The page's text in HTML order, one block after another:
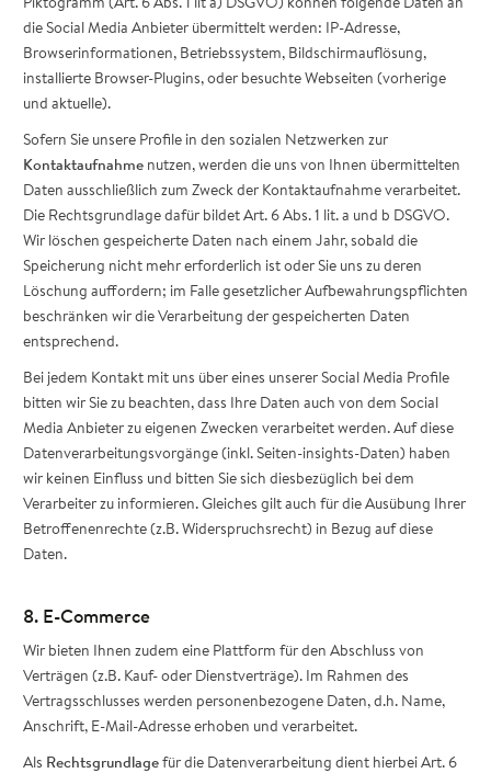
die Social Media Anbieter übermittelt werden: IP-Adresse,
Browserinformationen, Betriebssystem, Bildschirmauflösung,
installierte Browser-Plugins, oder besuchte Webseiten (vorherige
und aktuelle).
Sofern Sie unsere Profile in den sozialen Netzwerken zur
Kontaktaufnahmenutzen, werden die uns von Ihnen übermittelten
Daten ausschließlich zum Zweck der Kontaktaufnahme verarbeitet.
Die Rechtsgrundlage dafür bildet Art. 6 Abs. 1 lit. a und b DSGVO.
Wir löschen gespeicherte Daten nach einem Jahr, sobald die
Speicherung nicht mehr erforderlich ist oder Sie uns zu deren
Löschung auffordern; im Falle gesetzlicher Aufbewahrungspflichten
beschränken wir die Verarbeitung der gespeicherten Daten
entsprechend.
Bei jedem Kontakt mit uns über eines unserer Social Media Profile
bitten wir Sie zu beachten, dass Ihre Daten auch von dem Social
Media Anbieter zu eigenen Zwecken verarbeitet werden. Auf diese
Datenverarbeitungsvorgänge (inkl. Seiten-insights-Daten) haben
wir keinen Einfluss und bitten Sie sich diesbezüglich bei dem
Verarbeiter zu informieren. Gleiches gilt auch für die Ausübung Ihrer
Betroffenenrechte (z.B. Widerspruchsrecht) in Bezug auf diese
Daten.
8. E-Commerce
Wir bieten Ihnen zudem eine Plattform für den Abschluss von
Verträgen (z.B. Kauf- oder Dienstverträge). Im Rahmen des
Vertragsschlusses werden personenbezogene Daten, d.h. Name,
Anschrift, E-Mail-Adresse erhoben und verarbeitet.
Als Rechtsgrundlagefür die Datenverarbeitung dient hierbei Art. 6